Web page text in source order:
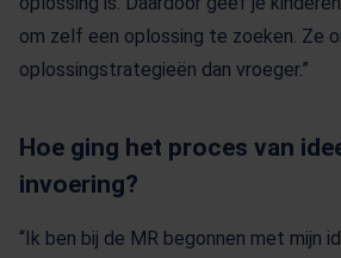
om zelf een oplossing te zoeken. Ze
oplossingstrategieën dan vroeger.”
Hoe ging het proces van
invoering?
“Ik ben bij de MR begonnen met mijn